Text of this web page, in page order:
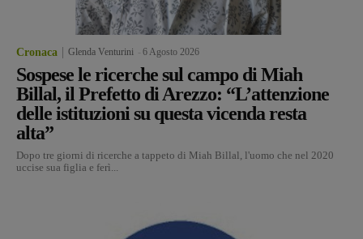
Cronaca Glenda Venturini 6 Agosto 2026
Sospese le ricerche sul campo di Miah
Billal, il Prefetto di Arezzo: “L’attenzione
delle istituzioni su questa vicenda resta
alta”
Dopo tre giorni di ricerche a tappeto di Miah Billal, l'uomo che nel 2020
uccise sua figlia e ferì...